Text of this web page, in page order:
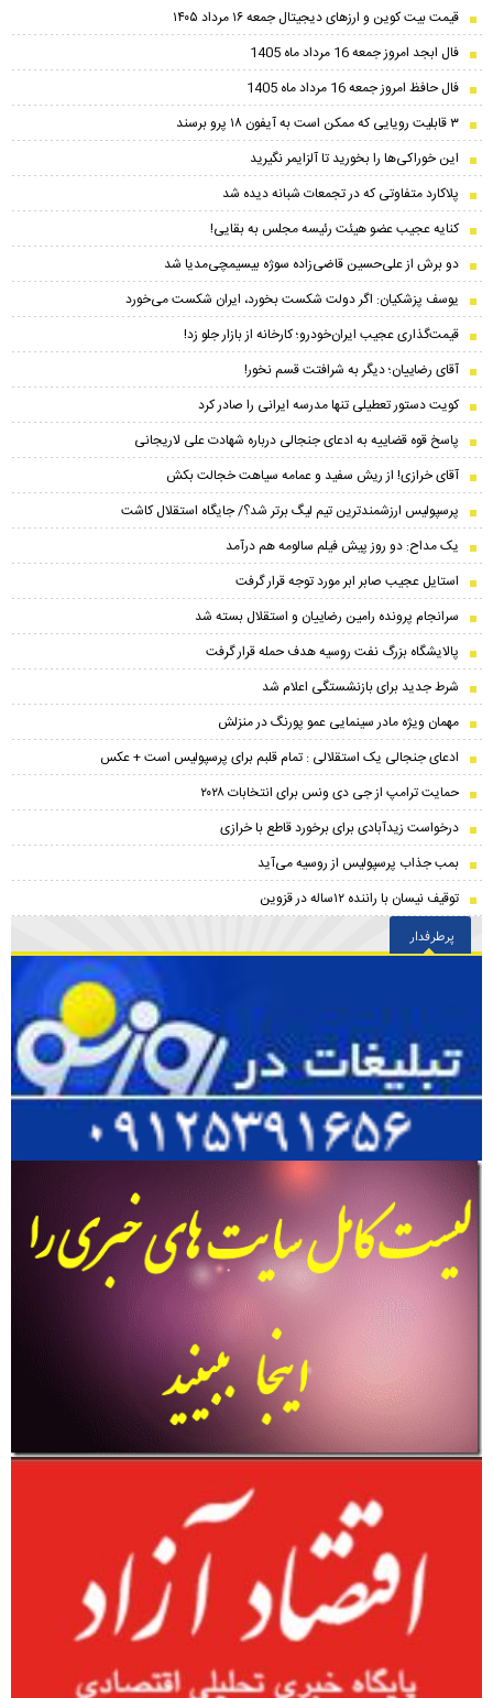
قیمت بیت کوین و ارز‌های دیجیتال جمعه ۱۶ مرداد ۱۴۰۵
فال ابجد امروز جمعه 16 مرداد ماه 1405
فال حافظ امروز جمعه 16 مرداد ماه 1405
۳ قابلیت رویایی که ممکن است به آیفون ۱۸ پرو برسند
این خوراکی‌ها را بخورید تا آلزایمر نگیرید
پلاکارد متفاوتی که در تجمعات شبانه دیده شد
کنایه عجیب عضو هیئت رئیسه مجلس به بقایی!
دو برش از علی‌حسین‌ قاضی‌زاده سوژه بیسیمچی‌مدیا شد
یوسف پزشکیان: اگر دولت شکست بخورد، ایران شکست می‌خورد
قیمت‌گذاری عجیب ایران‌خودرو؛ کارخانه از بازار جلو زد!
آقای رضاییان؛ دیگر به شرافتت قسم نخور!
کویت دستور تعطیلی تنها مدرسه ایرانی را صادر کرد
پاسخ قوه قضاییه به ادعای جنجالی درباره شهادت علی لاریجانی
آقای خرازی! از ریش سفید و عمامه سیاهت خجالت بکش
پرسپولیس ارزشمندترین تیم لیگ برتر شد؟/ جایگاه استقلال کاشت
یک مداح: دو روز پیش فیلم سالومه هم درآمد
استایل عجیب صابر ابر مورد توجه قرار گرفت
سرانجام پرونده رامین رضاییان و استقلال بسته شد
پالایشگاه بزرگ نفت روسیه هدف حمله قرار گرفت
شرط جدید برای بازنشستگی اعلام شد
مهمان ویژه مادر سینمایی عمو پورنگ در منزلش
ادعای جنجالی یک استقلالی : تمام قلبم برای پرسپولیس است + عکس
حمایت ترامپ از جی دی ونس برای انتخابات ۲۰۲۸
درخواست زیدآبادی برای برخورد قاطع با خرازی
بمب جذاب پرسپولیس از روسیه می‌آید
توقیف نیسان با راننده ۱۲ساله در قزوین
پرطرفدار